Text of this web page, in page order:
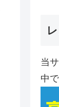
当
中で